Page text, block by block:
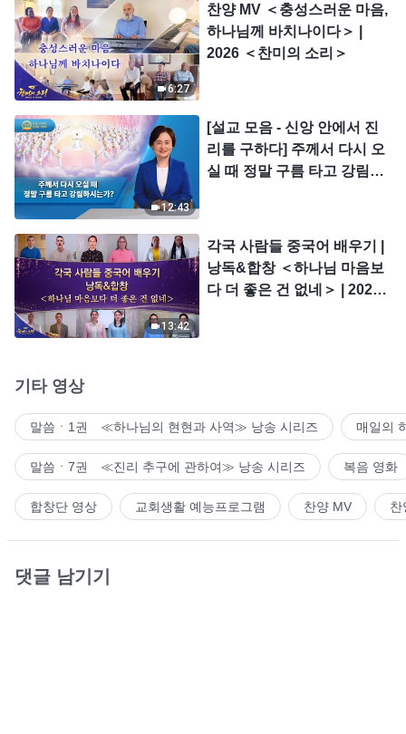
6:27
찬양 MV ＜충성스러운 마음,
하나님께 바치나이다＞ |
2026 ＜찬미의 소리＞
12:43
[설교 모음 - 신앙 안에서 진
리를 구하다] 주께서 다시 오
실 때 정말 구름 타고 강림하
13:42
각국 사람들 중국어 배우기 |
낭독&합창 ＜하나님 마음보
다 더 좋은 건 없네＞ | 2026
기타 영상
말씀ㆍ1권 ≪하나님의 현현과 사역≫ 낭송 시리즈 매일의
말씀ㆍ7권 ≪진리 추구에 관하여≫ 낭송 시리즈 복음 영화
합창단 영상 교회생활 예능프로그램 찬양 MV 찬
댓글 남기기